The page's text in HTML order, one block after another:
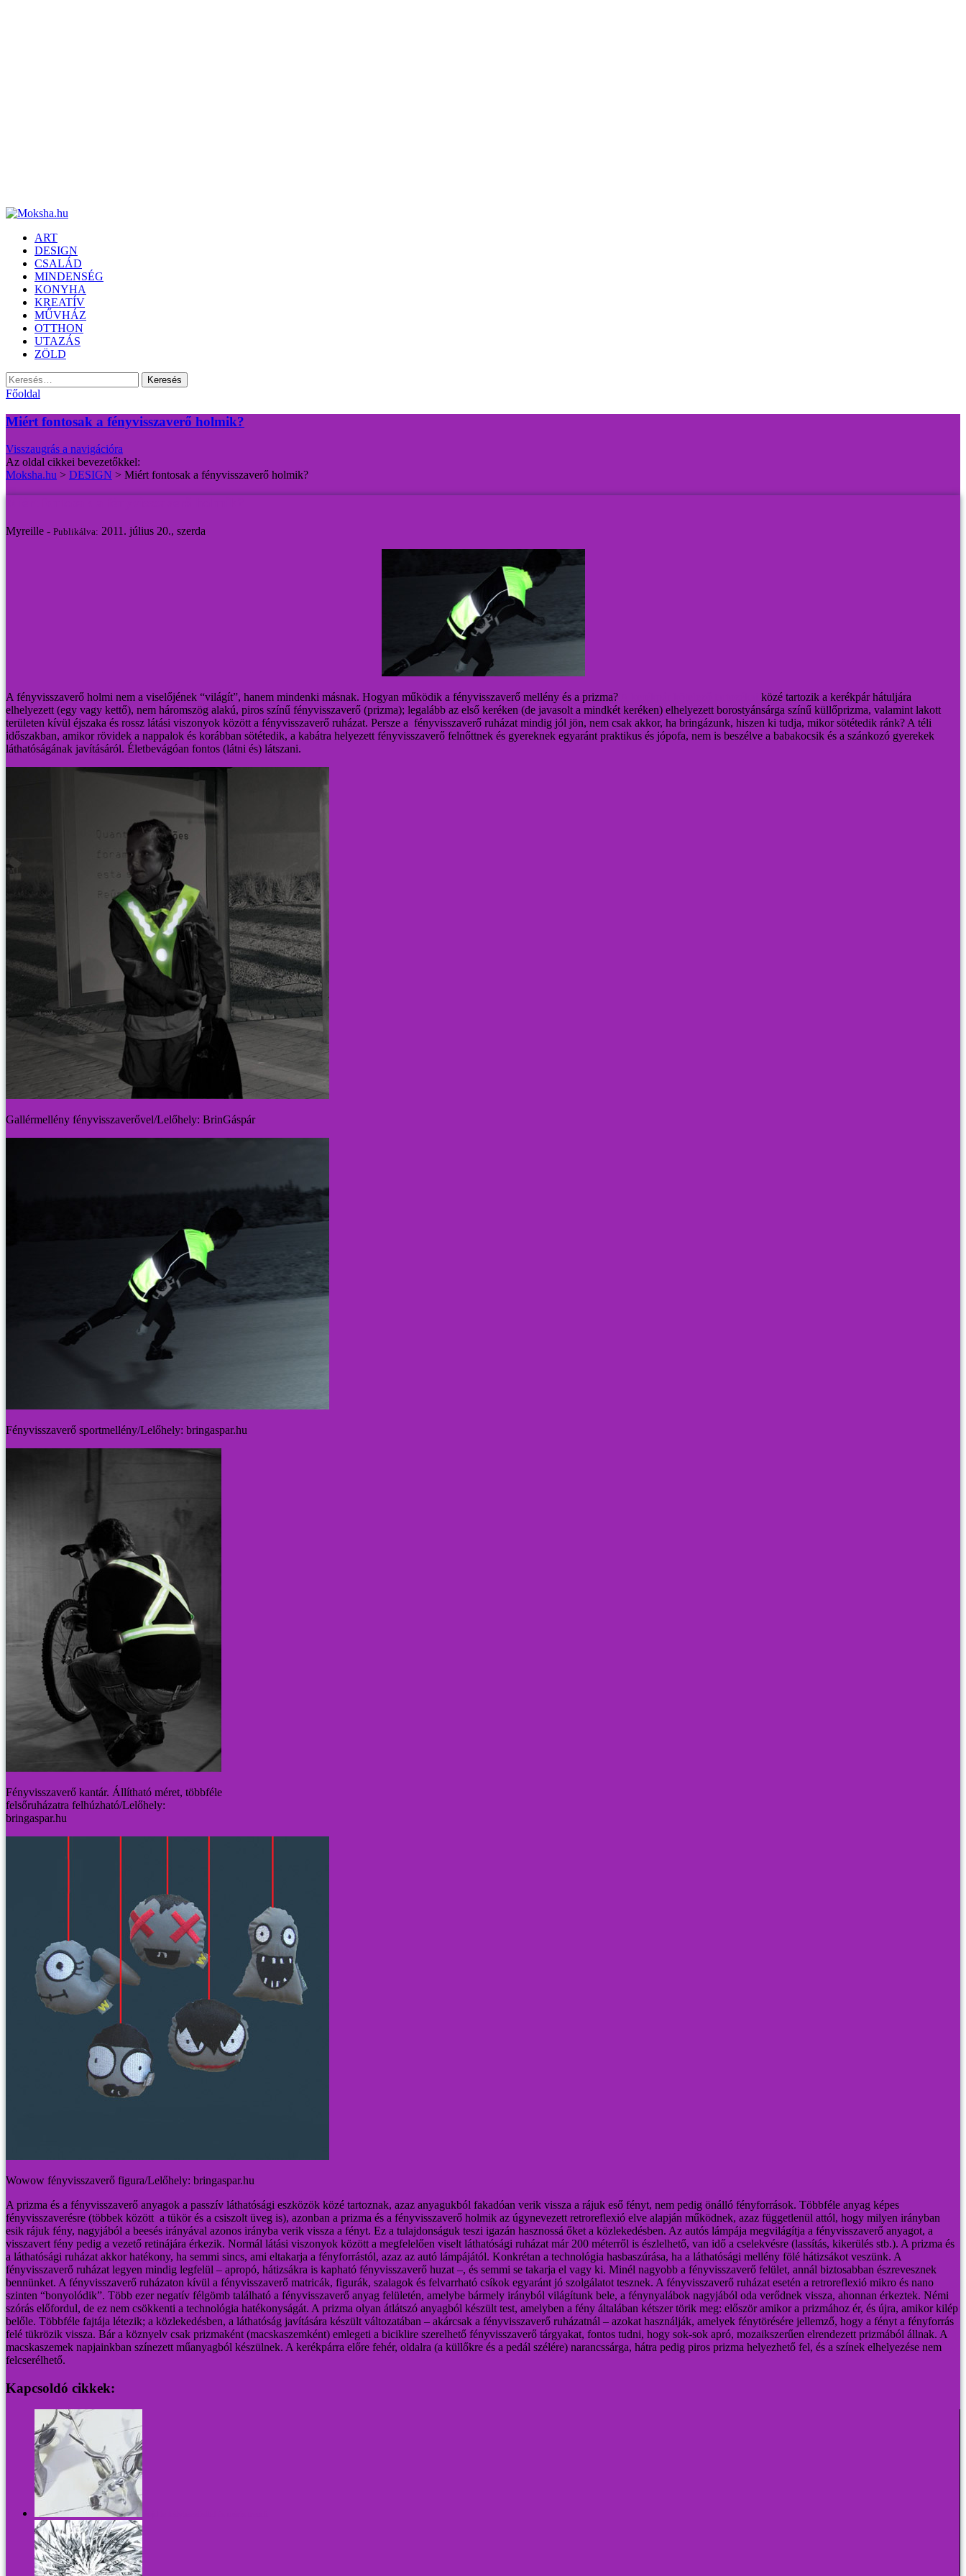
ART
DESIGN
CSALÁD
MINDENSÉG
KONYHA
KREATÍV
MŰVHÁZ
OTTHON
UTAZÁS
ZÖLD
Keresés:
Főoldal
Miért fontosak a fényvisszaverő holmik?
Visszaugrás a navigációra
Az oldal cikkei bevezetőkkel:
Moksha.hu > DESIGN > Miért fontosak a fényvisszaverő holmik?
Myreille - Publikálva: 2011. július 20., szerda
A fényvisszaverő holmi nem a viselőjének “világít”, hanem mindenki másnak. Hogyan működik a fényvisszaverő mellény és a prizma?
közé tartozik a kerékpár hátuljára
elhelyezett (egy vagy kettő), nem háromszög alakú, piros színű fényvisszaverő (prizma); legalább az első keréken (de javasolt a mindkét keréken) elhelyezett borostyánsárga színű küllőprizma, valamint lakott
területen kívül éjszaka és rossz látási viszonyok között a fényvisszaverő ruházat. Persze a fényvisszaverő ruházat mindig jól jön, nem csak akkor, ha bringázunk, hiszen ki tudja, mikor sötétedik ránk? A téli
időszakban, amikor rövidek a nappalok és korábban sötétedik, a kabátra helyezett fényvisszaverő felnőttnek és gyereknek egyaránt praktikus és jópofa, nem is beszélve a babakocsik és a szánkozó gyerekek
láthatóságának javításáról. Életbevágóan fontos (látni és) látszani.
Gallérmellény fényvisszaverővel/Lelőhely: BrinGáspár
Fényvisszaverő sportmellény/Lelőhely: bringaspar.hu
Fényvisszaverő kantár. Állítható méret, többféle
felsőruházatra felhúzható/Lelőhely:
bringaspar.hu
Wowow fényvisszaverő figura/Lelőhely: bringaspar.hu
A prizma és a fényvisszaverő anyagok a passzív láthatósági eszközök közé tartoznak, azaz anyagukból fakadóan verik vissza a rájuk eső fényt, nem pedig önálló fényforrások. Többféle anyag képes
fényvisszaverésre (többek között a tükör és a csiszolt üveg is), azonban a prizma és a fényvisszaverő holmik az úgynevezett retroreflexió elve alapján működnek, azaz függetlenül attól, hogy milyen irányban
esik rájuk fény, nagyjából a beesés irányával azonos irányba verik vissza a fényt. Ez a tulajdonságuk teszi igazán hasznossá őket a közlekedésben. Az autós lámpája megvilágítja a fényvisszaverő anyagot, a
visszavert fény pedig a vezető retinájára érkezik. Normál látási viszonyok között a megfelelően viselt láthatósági ruházat már 200 méterről is észlelhető, van idő a cselekvésre (lassítás, kikerülés stb.). A prizma és
a láthatósági ruházat akkor hatékony, ha semmi sincs, ami eltakarja a fényforrástól, azaz az autó lámpájától. Konkrétan a technológia hasbaszúrása, ha a láthatósági mellény fölé hátizsákot veszünk. A
fényvisszaverő ruházat legyen mindig legfelül – apropó, hátizsákra is kapható fényvisszaverő huzat –, és semmi se takarja el vagy ki. Minél nagyobb a fényvisszaverő felület, annál biztosabban észrevesznek
bennünket. A fényvisszaverő ruházaton kívül a fényvisszaverő matricák, figurák, szalagok és felvarrható csíkok egyaránt jó szolgálatot tesznek. A fényvisszaverő ruházat esetén a retroreflexió mikro és nano
szinten “bonyolódik”. Több ezer negatív félgömb található a fényvisszaverő anyag felületén, amelybe bármely irányból világítunk bele, a fénynyalábok nagyjából oda verődnek vissza, ahonnan érkeztek. Némi
szórás előfordul, de ez nem csökkenti a technológia hatékonyságát. A prizma olyan átlátszó anyagból készült test, amelyben a fény általában kétszer törik meg: először amikor a prizmához ér, és újra, amikor kilép
belőle. Többféle fajtája létezik; a közlekedésben, a láthatóság javítására készült változatában – akárcsak a fényvisszaverő ruházatnál – azokat használják, amelyek fénytörésére jellemző, hogy a fényt a fényforrás
felé tükrözik vissza. Bár a köznyelv csak prizmaként (macskaszemként) emlegeti a biciklire szerelhető fényvisszaverő tárgyakat, fontos tudni, hogy sok-sok apró, mozaikszerűen elrendezett prizmából állnak. A
macskaszemek napjainkban színezett műanyagból készülnek. A kerékpárra előre fehér, oldalra (a küllőkre és a pedál szélére) narancssárga, hátra pedig piros prizma helyezhető fel, és a színek elhelyezése nem
felcserélhető.
Kapcsoldó cikkek: